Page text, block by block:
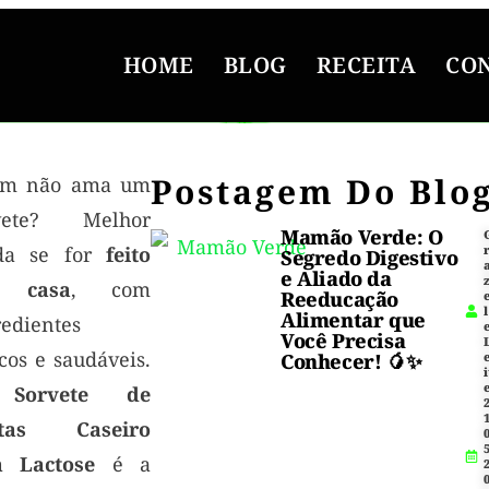
HOME BLOG RECEITA
não ama um
Melhor
se forfeito
casa, com
e saudáveis.
Sorvete de
Caseiro
Lactose é a
Postagem Do
Mamão Verde: O
Segredo Digestivo
e Aliado da
Reeducação
Alimentar que
Você Precisa
Conhecer! 🥭✨
r
l
2
0
2
0